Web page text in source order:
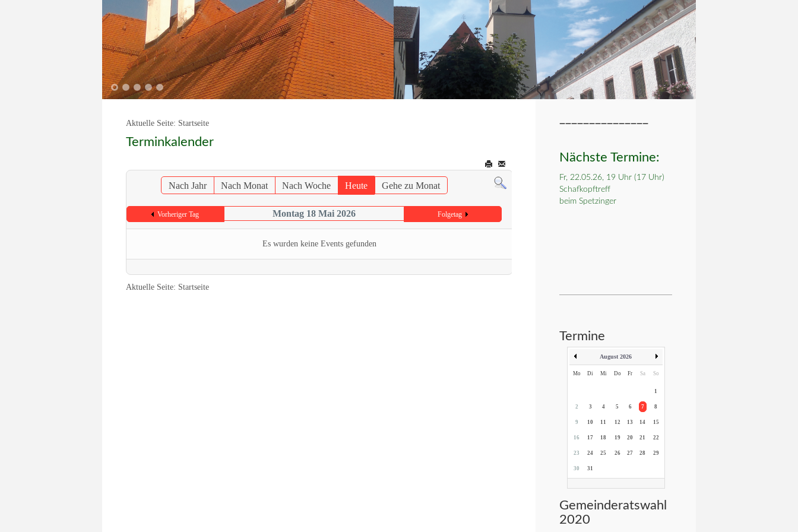
1 2 3 4 5
Aktuelle Seite: Startseite
Terminkalender
Nach Jahr Nach Monat Nach Woche Heute Gehe zu Monat
Vorheriger Tag Montag 18 Mai 2026 Folgetag
Es wurden keine Events gefunden
Aktuelle Seite: Startseite
Nächste Termine:
Fr, 22.05.26, 19 Uhr (17 Uhr)
Schafkopftreff
beim Spetzinger
Termine
August 2026
Mo Di Mi Do Fr Sa So
1
2 3 4 5 6 7 8
9 10 11 12 13 14 15
16 17 18 19 20 21 22
23 24 25 26 27 28 29
30 31
Gemeinderatswahl
2020